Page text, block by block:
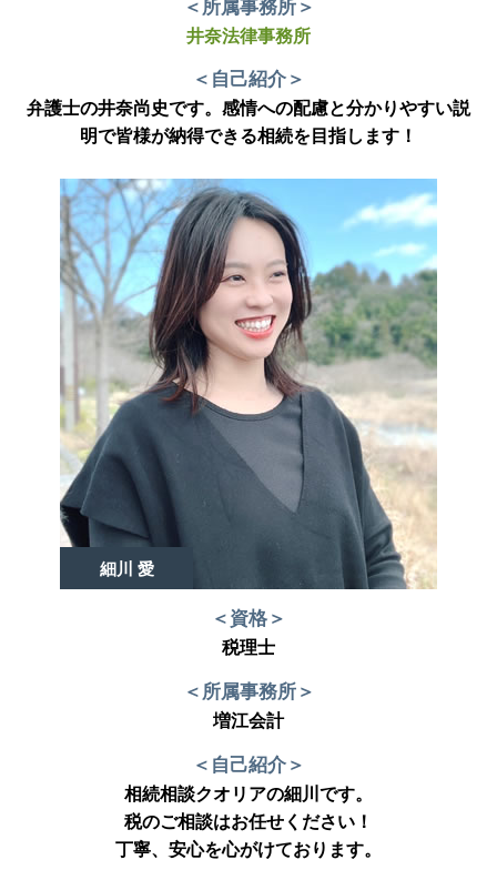
＜所属事務所＞
井奈法律事務所
＜自己紹介＞
弁護士の井奈尚史です。感情への配慮と分かりやすい説
明で皆様が納得できる相続を目指します！
細川 愛
＜資格＞
税理士
＜所属事務所＞
増江会計
＜自己紹介＞
相続相談クオリアの細川です。
税のご相談はお任せください！
丁寧、安心を心がけております。